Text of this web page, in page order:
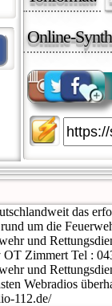
Online-
das
um die
und
OT Zimmert Tel :
und
Webradios
112.de/